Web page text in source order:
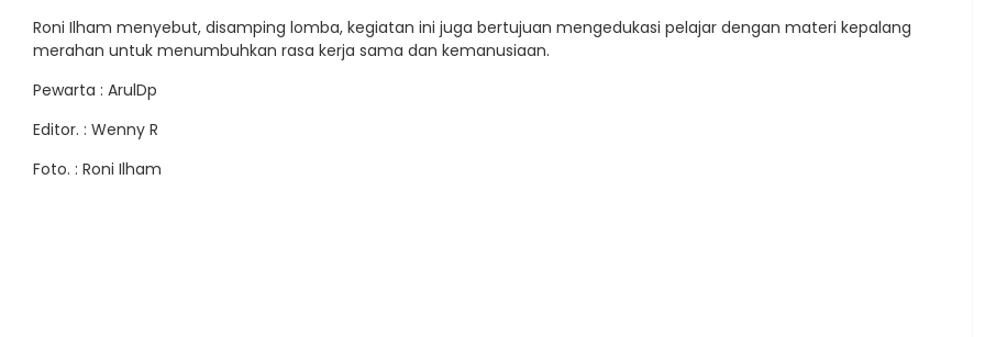
Roni Ilham menyebut, disamping lomba, kegiatan ini juga bertujuan mengedukasi pelajar dengan materi kepalang
merahan untuk menumbuhkan rasa kerja sama dan kemanusiaan.
Pewarta : ArulDp
Editor. : Wenny R
Foto. : Roni Ilham